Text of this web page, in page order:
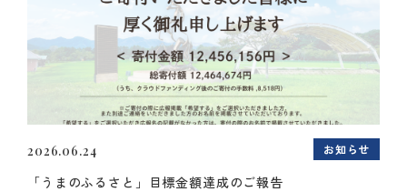
2026.06.24 お知らせ
「うまのふるさと」目標金額達成のご報告